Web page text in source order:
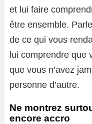
et lui faire
être ensemble.
de ce qui vous
lui comprendre que
que vous n’avez
personne d’autre.
Ne montrez
encore accro